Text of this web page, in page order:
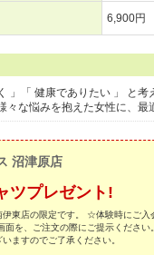
6,900円
」「 健康でありたい 」 と
な悩みを抱えた女性に、最
沼津原店
ツプレゼント!
東店の限定です。 ☆体験時にご
を、ご注文の際にご提示くださ
ますのでご了承ください。